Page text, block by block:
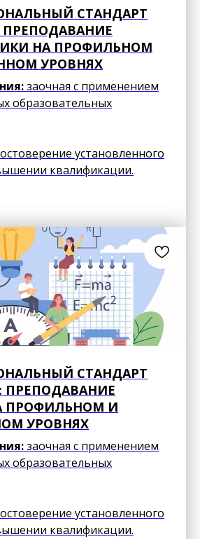
СТАНДАРТ
ПРЕПОДАВАНИЕ
НА ПРОФИЛЬНОМ
УРОВНЯХ
заочная с применением
образовательных
установленного
квалификации.
СТАНДАРТ
ПРЕПОДАВАНИЕ
ПРОФИЛЬНОМ И
УРОВНЯХ
заочная с применением
образовательных
установленного
квалификации.